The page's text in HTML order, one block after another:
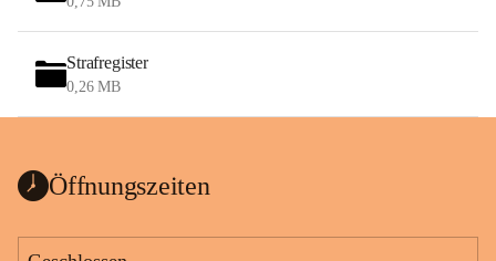
Strafregister
0,26 MB
Öffnungszeiten